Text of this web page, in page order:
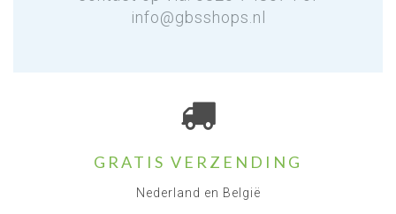
info@gbsshops.nl
GRATIS VERZENDING
Nederland en België